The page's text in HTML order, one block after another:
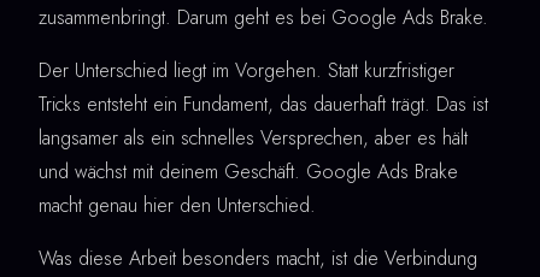
zusammenbringt. Darum geht es bei Google Ads Brake.
Der Unterschied liegt im Vorgehen. Statt kurzfristiger
Tricks entsteht ein Fundament, das dauerhaft trägt. Das ist
langsamer als ein schnelles Versprechen, aber es hält
und wächst mit deinem Geschäft. Google Ads Brake
macht genau hier den Unterschied.
Was diese Arbeit besonders macht, ist die Verbindung